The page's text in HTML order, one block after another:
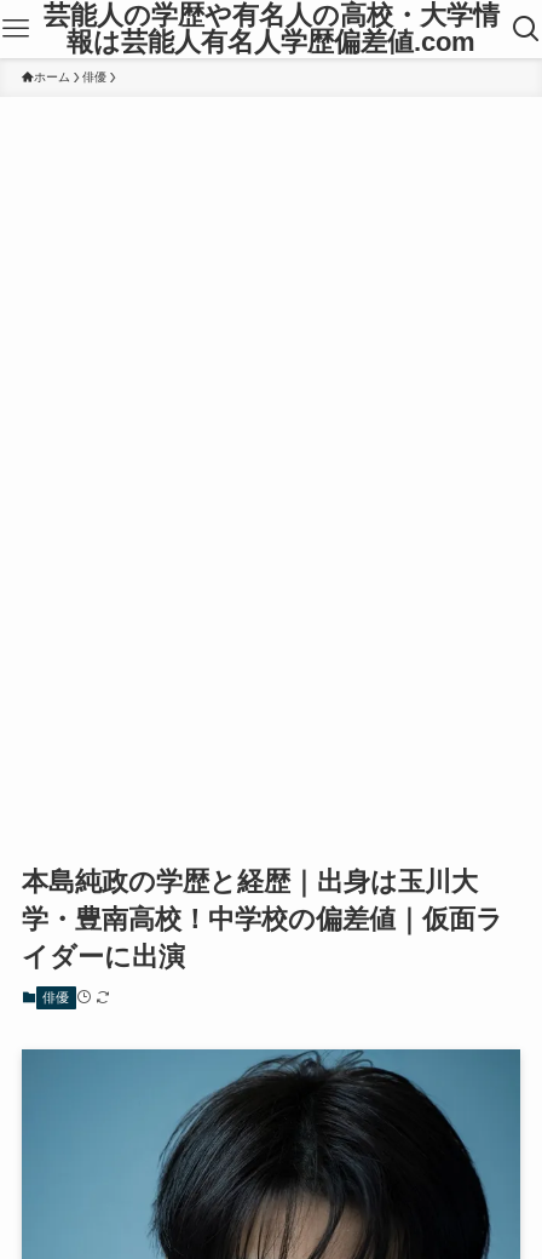
芸能人の学歴や有名人の高校・大学情
報は芸能人有名人学歴偏差値.com
ホーム 俳優
本島純政の学歴と経歴｜出身は玉川大
学・豊南高校！中学校の偏差値｜仮面ラ
イダーに出演
俳優